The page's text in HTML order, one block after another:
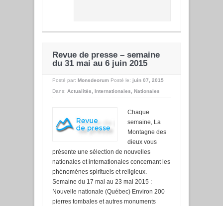
Revue de presse – semaine
du 31 mai au 6 juin 2015
Posté par: Monsdeorum Posté le: juin 07, 2015
Dans: Actualités, Internationales, Nationales
Chaque
semaine, La
Montagne des
dieux vous
présente une sélection de nouvelles
nationales et internationales concernant les
phénomènes spirituels et religieux.
Semaine du 17 mai au 23 mai 2015 :
Nouvelle nationale (Québec) Environ 200
pierres tombales et autres monuments